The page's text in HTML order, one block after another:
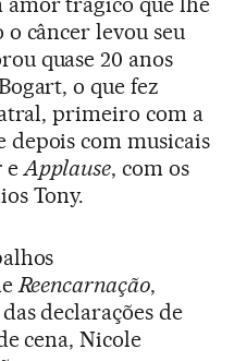
câncer levou seu
quase 20 anos
o que fez
primeiro com a
depois com musicais
e Applause, com os
Tony.
Reencarnação,
declarações de
cena, Nicole